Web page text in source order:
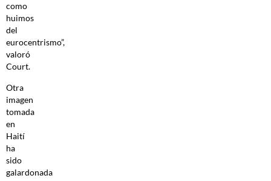
como
huimos
del
eurocentrismo”,
valoró
Court.
Otra
imagen
tomada
en
Haití
ha
sido
galardonada